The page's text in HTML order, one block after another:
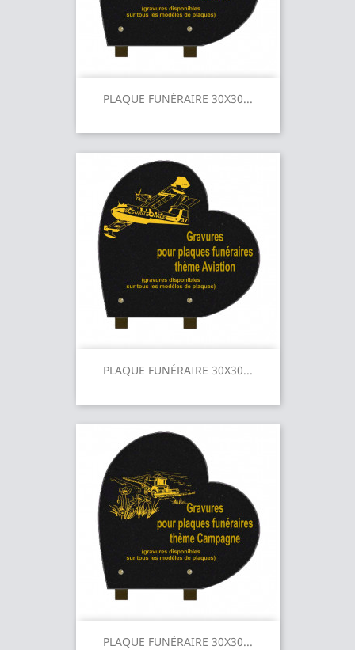
PLAQUE FUNÉRAIRE 30X30...
PLAQUE FUNÉRAIRE 30X30...
PLAQUE FUNÉRAIRE 30X30...